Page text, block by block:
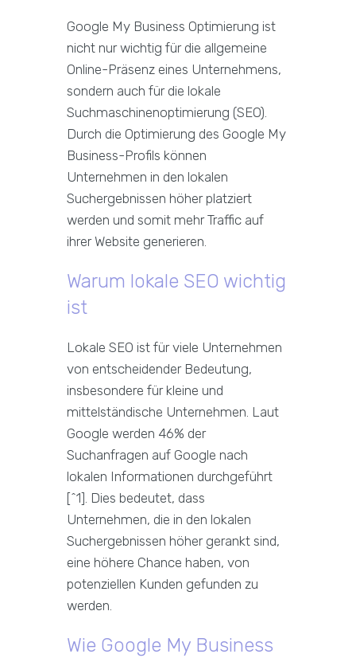
Google My Business Optimierung ist
nicht nur wichtig für die allgemeine
Online-Präsenz eines Unternehmens,
sondern auch für die lokale
Suchmaschinenoptimierung (SEO).
Durch die Optimierung des Google My
Business-Profils können
Unternehmen in den lokalen
Suchergebnissen höher platziert
werden und somit mehr Traffic auf
ihrer Website generieren.
Warum lokale SEO wichtig
ist
Lokale SEO ist für viele Unternehmen
von entscheidender Bedeutung,
insbesondere für kleine und
mittelständische Unternehmen. Laut
Google werden 46% der
Suchanfragen auf Google nach
lokalen Informationen durchgeführt
[^1]. Dies bedeutet, dass
Unternehmen, die in den lokalen
Suchergebnissen höher gerankt sind,
eine höhere Chance haben, von
potenziellen Kunden gefunden zu
werden.
Wie Google My Business